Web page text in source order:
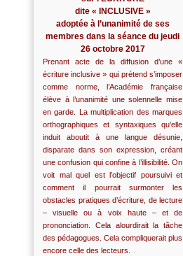
dite « INCLUSIVE »
adoptée à l’unanimité de ses
membres dans la séance du jeudi
26 octobre 2017
Prenant acte de la diffusion d’une «
écriture inclusive » qui prétend s’imposer
comme norme, l’Académie française
élève à l’unanimité une solennelle mise
en garde. La multiplication des marques
orthographiques et syntaxiques qu’elle
induit aboutit à une langue désunie,
disparate dans son expression, créant
une confusion qui confine à l’illisibilité. On
voit mal quel est l’objectif poursuivi et
comment il pourrait surmonter les
obstacles pratiques d’écriture, de lecture
– visuelle ou à voix haute – et de
prononciation. Cela alourdirait la tâche
des pédagogues. Cela compliquerait plus
encore celle des lecteurs.